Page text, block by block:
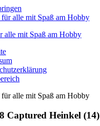
alle mit Spaß am Hobby
Captured Heinkel (14)